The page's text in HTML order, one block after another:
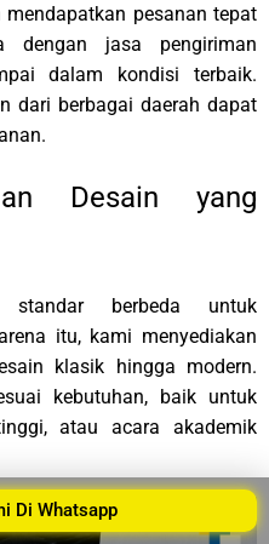
Di Whatsapp
pesanan tepat
dengan jasa pengiriman
dalam kondisi terbaik.
dari berbagai daerah dapat
Desain yang
berbeda untuk
itu, kami menyediakan
klasik hingga modern.
kebutuhan, baik untuk
atau acara akademik